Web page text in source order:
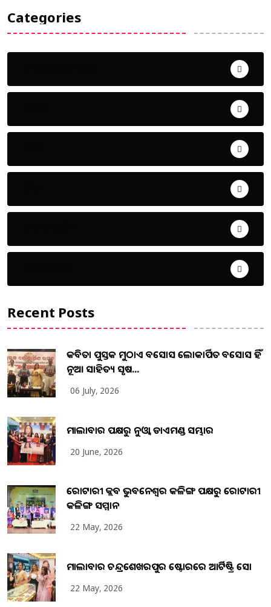
Categories
Recent Posts
କବିତା ପୁସ୍ତକ ମୁଠାଏ ଅବସୋସ ଲୋକାର୍ପିତ ଅବସୋସ ହିଁ
ନୂଆ ସାହିତ୍ୟ ସୃଷ...
06 July, 2026
ମାଲାବାର ପକ୍ଷରୁ ନୁଓ୍ବା ଡାଏମଣ୍ଡ ସମ୍ଭାର
20 June, 2026
ରୋଟାରୀ କ୍ଲବ ଭୁବନେଶ୍ୱର କଳିଙ୍ଗ ପକ୍ଷରୁ ରୋଟାରୀ
କଳିଙ୍ଗ ସମ୍ମାନ
22 May, 2026
ମାଲାବାର ଚନ୍ଦ୍ରଶେଖରପୁର ଷ୍ଟୋରରେ ଆର୍ଟିଷ୍ଟ୍ରି ସୋ
22 May, 2026